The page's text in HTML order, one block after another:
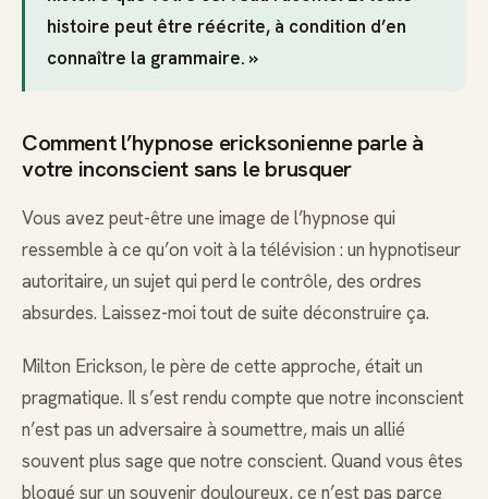
histoire peut être réécrite, à condition d’en
connaître la grammaire. »
Comment l’hypnose ericksonienne parle à
votre inconscient sans le brusquer
Vous avez peut-être une image de l’hypnose qui
ressemble à ce qu’on voit à la télévision : un hypnotiseur
autoritaire, un sujet qui perd le contrôle, des ordres
absurdes. Laissez-moi tout de suite déconstruire ça.
Milton Erickson, le père de cette approche, était un
pragmatique. Il s’est rendu compte que notre inconscient
n’est pas un adversaire à soumettre, mais un allié
souvent plus sage que notre conscient. Quand vous êtes
bloqué sur un souvenir douloureux, ce n’est pas parce